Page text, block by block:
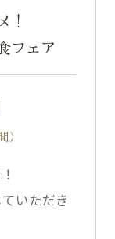
！
フェア
）
いただき